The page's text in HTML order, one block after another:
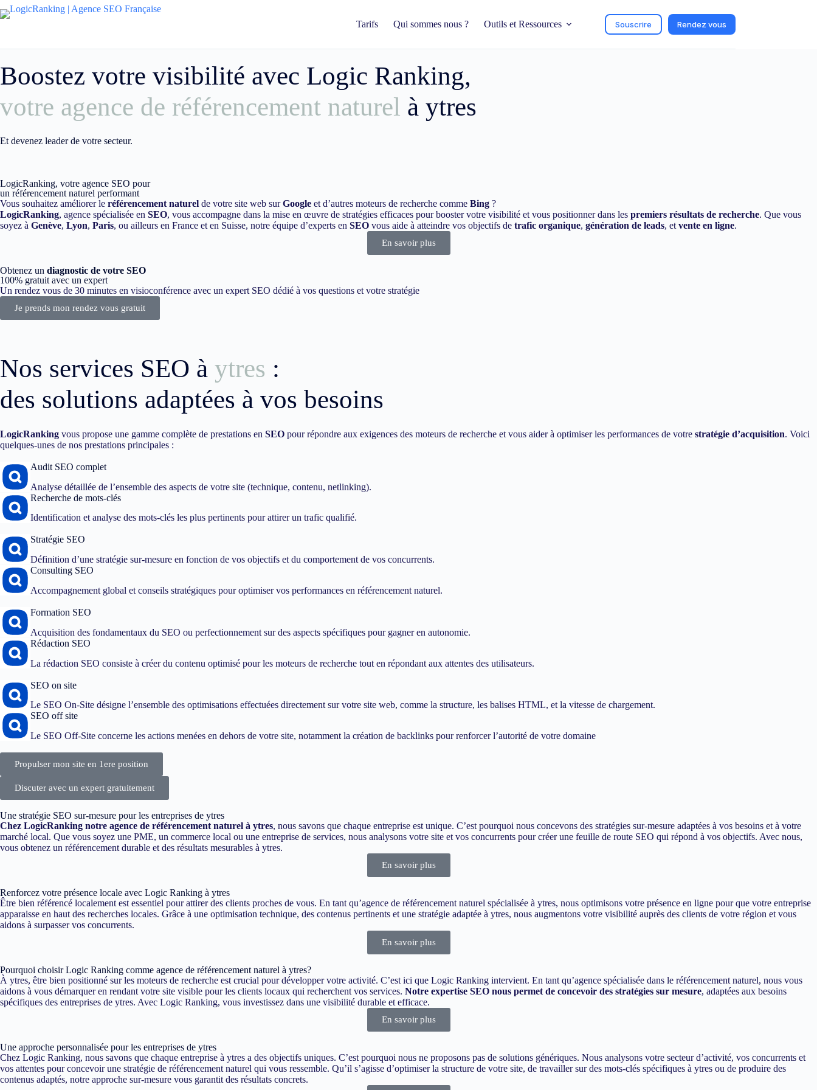
Tarifs Qui sommes nous ? Outils et Ressources Souscrire Rendez vous
Boostez votre visibilité avec Logic Ranking,
votre agence de référencement naturel à ytres
Et devenez leader de votre secteur.
LogicRanking, votre agence SEO pour
un référencement naturel performant
Vous souhaitez améliorer le référencement naturel de votre site web surGoogle et d’autres moteurs de recherche comme Bing ?
LogicRanking, agence spécialisée en SEO, vous accompagne dans la mise en œuvre de stratégies efficaces pour booster votre visibilité et vous positionner dans les premiers résultats de recherche. Que vous
soyez à Genève, Lyon, Paris, ou ailleurs en France et en Suisse, notre équipe d’experts en SEO vous aide à atteindre vos objectifs de trafic organique, génération de leads, et vente en ligne.
En savoir plus
Obtenez un diagnostic de votre SEO
100% gratuit avec un expert
Un rendez vous de 30 minutes en visioconférence avec un expert SEO dédié à vos questions et votre stratégie
Je prends mon rendez vous gratuit
Nos services SEO à ytres :
des solutions adaptées à vos besoins
LogicRanking vous propose une gamme complète de prestations en SEO pour répondre aux exigences des moteurs de recherche et vous aider à optimiser les performances de votre stratégie d’acquisition. Voici
quelques-unes de nos prestations principales :
Audit SEO complet
Analyse détaillée de l’ensemble des aspects de votre site (technique, contenu, netlinking).
Recherche de mots-clés
Identification et analyse des mots-clés les plus pertinents pour attirer un trafic qualifié.
Stratégie SEO
Définition d’une stratégie sur-mesure en fonction de vos objectifs et du comportement de vos concurrents.
Consulting SEO
Accompagnement global et conseils stratégiques pour optimiser vos performances en référencement naturel.
Formation SEO
Acquisition des fondamentaux du SEO ou perfectionnement sur des aspects spécifiques pour gagner en autonomie.
Rédaction SEO
La rédaction SEO consiste à créer du contenu optimisé pour les moteurs de recherche tout en répondant aux attentes des utilisateurs.
SEO on site
Le SEO On-Site désigne l’ensemble des optimisations effectuées directement sur votre site web, comme la structure, les balises HTML, et la vitesse de chargement.
SEO off site
Le SEO Off-Site concerne les actions menées en dehors de votre site, notamment la création de backlinks pour renforcer l’autorité de votre domaine
Propulser mon site en 1ere position
Discuter avec un expert gratuitement
Une stratégie SEO sur-mesure pour les entreprises de ytres
Chez LogicRanking notre agence de référencement naturel à ytres, nous savons que chaque entreprise est unique. C’est pourquoi nous concevons des stratégies sur-mesure adaptées à vos besoins et à votre
marché local. Que vous soyez une PME, un commerce local ou une entreprise de services, nous analysons votre site et vos concurrents pour créer une feuille de route SEO qui répond à vos objectifs. Avec nous,
vous obtenez un référencement durable et des résultats mesurables à ytres.
En savoir plus
Renforcez votre présence locale avec Logic Ranking à ytres
Être bien référencé localement est essentiel pour attirer des clients proches de vous. En tant qu’agence de référencement naturel spécialisée à ytres, nous optimisons votre présence en ligne pour que votre entreprise
apparaisse en haut des recherches locales. Grâce à une optimisation technique, des contenus pertinents et une stratégie adaptée à ytres, nous augmentons votre visibilité auprès des clients de votre région et vous
aidons à surpasser vos concurrents.
En savoir plus
Pourquoi choisir Logic Ranking comme agence de référencement naturel à ytres?
À ytres, être bien positionné sur les moteurs de recherche est crucial pour développer votre activité. C’est ici que Logic Ranking intervient. En tant qu’agence spécialisée dans le référencement naturel, nous vous
aidons à vous démarquer en rendant votre site visible pour les clients locaux qui recherchent vos services. Notre expertise SEO nous permet de concevoir des stratégies sur mesure, adaptées aux besoins
spécifiques des entreprises de ytres. Avec Logic Ranking, vous investissez dans une visibilité durable et efficace.
En savoir plus
Une approche personnalisée pour les entreprises de ytres
Chez Logic Ranking, nous savons que chaque entreprise à ytres a des objectifs uniques. C’est pourquoi nous ne proposons pas de solutions génériques. Nous analysons votre secteur d’activité, vos concurrents et
vos attentes pour concevoir une stratégie de référencement naturel qui vous ressemble. Qu’il s’agisse d’optimiser la structure de votre site, de travailler sur des mots-clés spécifiques à ytres ou de produire des
contenus adaptés, notre approche sur-mesure vous garantit des résultats concrets.